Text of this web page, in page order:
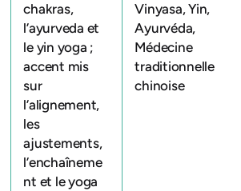
chakras,
l’ayurveda et
le yin yoga ;
accent mis
sur
l’alignement,
les
ajustements,
l’enchaîneme
nt et le yoga
Vinyasa, Yin,
Ayurvéda,
Médecine
traditionnelle
chinoise